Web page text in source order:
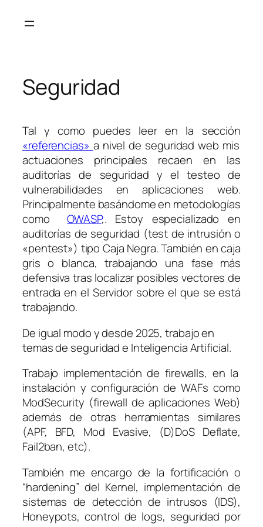
Seguridad
Tal y como puedes leer en la sección
«referencias» a nivel de seguridad web mis
actuaciones principales recaen en las
auditorías de seguridad y el testeo de
vulnerabilidades en aplicaciones web.
Principalmente basándome en metodologías
comoOWASP,. Estoy especializado en
auditorías de seguridad (test de intrusión o
«pentest») tipo Caja Negra. También en caja
gris o blanca, trabajando una fase más
defensiva tras localizar posibles vectores de
entrada en el Servidor sobre el que se está
trabajando.
De igual modo y desde 2025, trabajo en
temas de seguridad e Inteligencia Artificial.
Trabajo implementación de firewalls, en la
instalación y configuración de WAFs como
ModSecurity (firewall de aplicaciones Web)
además de otras herramientas similares
(APF, BFD, Mod Evasive, (D)DoS Deflate,
Fail2ban, etc).
También me encargo de la fortificación o
“hardening” del Kernel, implementación de
sistemas de detección de intrusos (IDS),
Honeypots, control de logs, seguridad por